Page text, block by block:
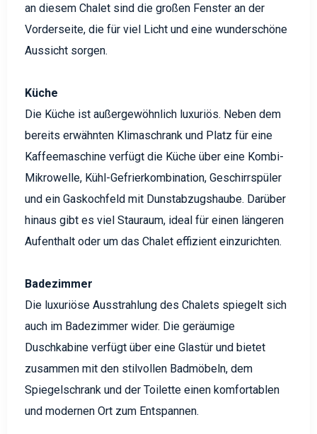
an diesem Chalet sind die großen Fenster an der
Vorderseite, die für viel Licht und eine wunderschöne
Aussicht sorgen.
Küche
Die Küche ist außergewöhnlich luxuriös. Neben dem
bereits erwähnten Klimaschrank und Platz für eine
Kaffeemaschine verfügt die Küche über eine Kombi-
Mikrowelle, Kühl-Gefrierkombination, Geschirrspüler
und ein Gaskochfeld mit Dunstabzugshaube. Darüber
hinaus gibt es viel Stauraum, ideal für einen längeren
Aufenthalt oder um das Chalet effizient einzurichten.
Badezimmer
Die luxuriöse Ausstrahlung des Chalets spiegelt sich
auch im Badezimmer wider. Die geräumige
Duschkabine verfügt über eine Glastür und bietet
zusammen mit den stilvollen Badmöbeln, dem
Spiegelschrank und der Toilette einen komfortablen
und modernen Ort zum Entspannen.